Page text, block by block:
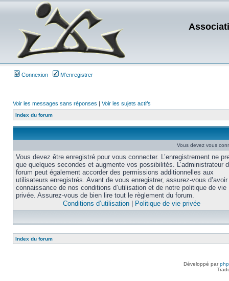
Connexion M’enregistrer
Voir les messages sans réponses | Voir les sujets actifs
Index du forum
Vous devez vous
Vous devez être enregistré pour vous connecter. L’enregistrement ne
que quelques secondes et augmente vos possibilités. L’administrateur
forum peut également accorder des permissions additionnelles aux
utilisateurs enregistrés. Avant de vous enregistrer, assurez-vous
connaissance de nos conditions d’utilisation et de notre politique de vie
privée. Assurez-vous de bien lire tout le règlement du forum.
Conditions d’utilisation
Politique de vie privée
Index du forum
Développé par